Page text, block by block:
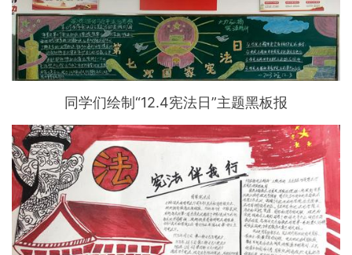
同学们绘制“12.4宪法日”主题黑板报